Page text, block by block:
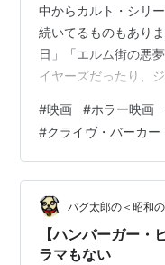
中からカルト・シリ
続いてるものもあり
日」「エルム街の悪
イヤーズだったり、
て、そんな中でも異
る「ヘル・レイザー
ヘッドに代表される
ースターと違うのは
人鬼てはないこと。
ん。 そんな他とは
#映画 #ホラー映画
#クライヴ・バーカー
パグ太郎の＜昭和
【ハンバーガー
ラマもない